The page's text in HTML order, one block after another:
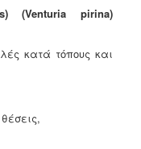
(Venturia pirina)
κατά τόπους και